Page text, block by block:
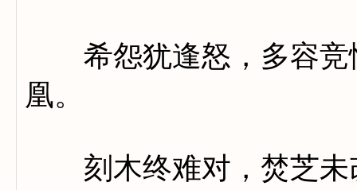
希怨犹逢怒，多容竞
凰。
刻木终难对，焚芝未